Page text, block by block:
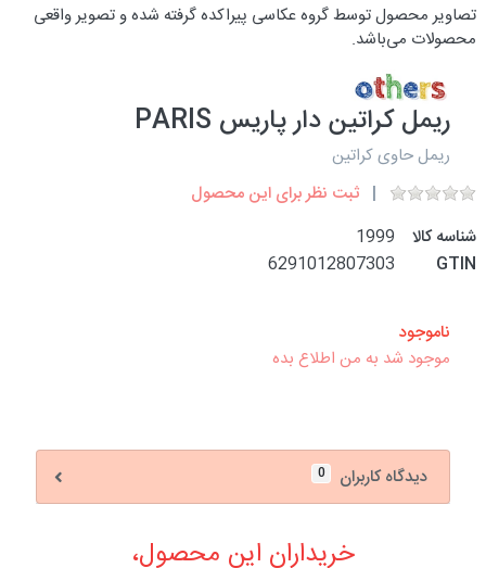
تصاویر محصول توسط گروه عکاسی پیراکده گرفته شده و تصویر واقعی
محصولات می‌باشد.
ریمل کراتین دار پاریس PARIS
ریمل حاوی کراتین
ثبت نظر برای این محصول
شناسه کالا
1999
GTIN
6291012807303
ناموجود
موجود شد به من اطلاع بده
دیدگاه کاربران 0
خریداران این محصول،